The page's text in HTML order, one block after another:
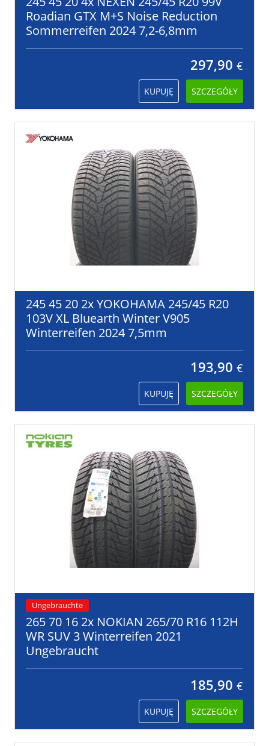
Roadian GTX M+S Noise Reduction
Sommerreifen 2024 7,2-6,8mm
297,90 €
KUPUJĘ SZCZEGÓŁY
245 45 20 2x YOKOHAMA 245/45 R20
103V XL Bluearth Winter V905
Winterreifen 2024 7,5mm
193,90 €
KUPUJĘ SZCZEGÓŁY
Ungebrauchte
265 70 16 2x NOKIAN 265/70 R16 112H
WR SUV 3 Winterreifen 2021
Ungebraucht
185,90 €
KUPUJĘ SZCZEGÓŁY